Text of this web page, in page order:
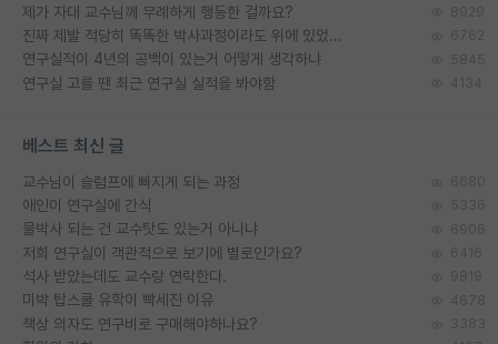
제가 자대 교수님께 무례하게 행동한 걸까요? 8929
진짜 제발 적당히 똑똑한 박사과정이라도 위에 있었으면.. 6762
연구실적이 4년의 공백이 있는거 어떻게 생각하냐 5845
연구실 고를 땐 최근 연구실 실적을 봐야함 4134
베스트 최신 글
교수님이 슬럼프에 빠지게 되는 과정 6680
애인이 연구실에 간식 5336
물박사 되는 건 교수탓도 있는거 아니냐 6906
저희 연구실이 객관적으로 보기에 별로인가요? 6416
석사 받았는데도 교수랑 연락한다. 9819
미박 탑스쿨 유학이 빡세진 이유 4678
책상 의자도 연구비로 구매해야하나요? 3383